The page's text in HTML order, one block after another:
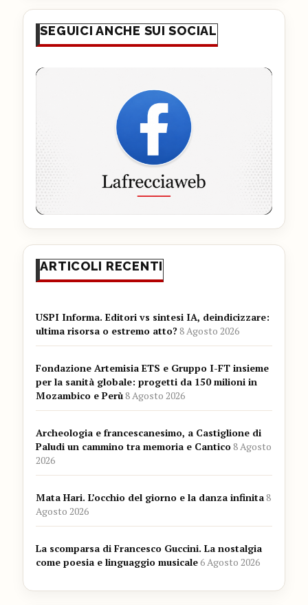
SEGUICI ANCHE SUI SOCIAL
ARTICOLI RECENTI
USPI Informa. Editori vs sintesi IA, deindicizzare:
ultima risorsa o estremo atto?8 Agosto 2026
Fondazione Artemisia ETS e Gruppo I-FT insieme
per la sanità globale: progetti da 150 milioni in
Mozambico e Perù8 Agosto 2026
Archeologia e francescanesimo, a Castiglione di
Paludi un cammino tra memoria e Cantico8 Agosto
2026
Mata Hari. L’occhio del giorno e la danza infinita8
Agosto 2026
La scomparsa di Francesco Guccini. La nostalgia
come poesia e linguaggio musicale6 Agosto 2026